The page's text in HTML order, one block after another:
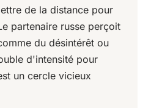
de la distance pour
partenaire russe perçoit
du désintérêt ou
d'intensité pour
un cercle vicieux